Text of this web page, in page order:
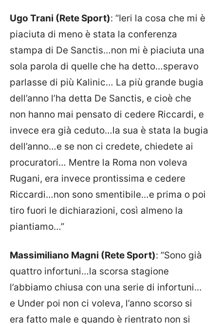
Ugo Trani (Rete Sport): “Ieri la cosa che mi è
piaciuta di meno è stata la conferenza
stampa di De Sanctis…non mi è piaciuta una
sola parola di quelle che ha detto…speravo
parlasse di più Kalinic… La più grande bugia
dell’anno l’ha detta De Sanctis, e cioè che
non hanno mai pensato di cedere Riccardi, e
invece era già ceduto…la sua è stata la bugia
dell’anno…e se non ci credete, chiedete ai
procuratori… Mentre la Roma non voleva
Rugani, era invece prontissima e cedere
Riccardi…non sono smentibile…e prima o poi
tiro fuori le dichiarazioni, così almeno la
piantiamo…”
Massimiliano Magni (Rete Sport): “Sono già
quattro infortuni…la scorsa stagione
l’abbiamo chiusa con una serie di infortuni…
e Under poi non ci voleva, l’anno scorso si
era fatto male e quando è rientrato non si